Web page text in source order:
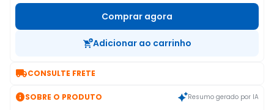
Comprar agora
Adicionar ao carrinho
CONSULTE FRETE
SOBRE O PRODUTO Resumo gerado por IA